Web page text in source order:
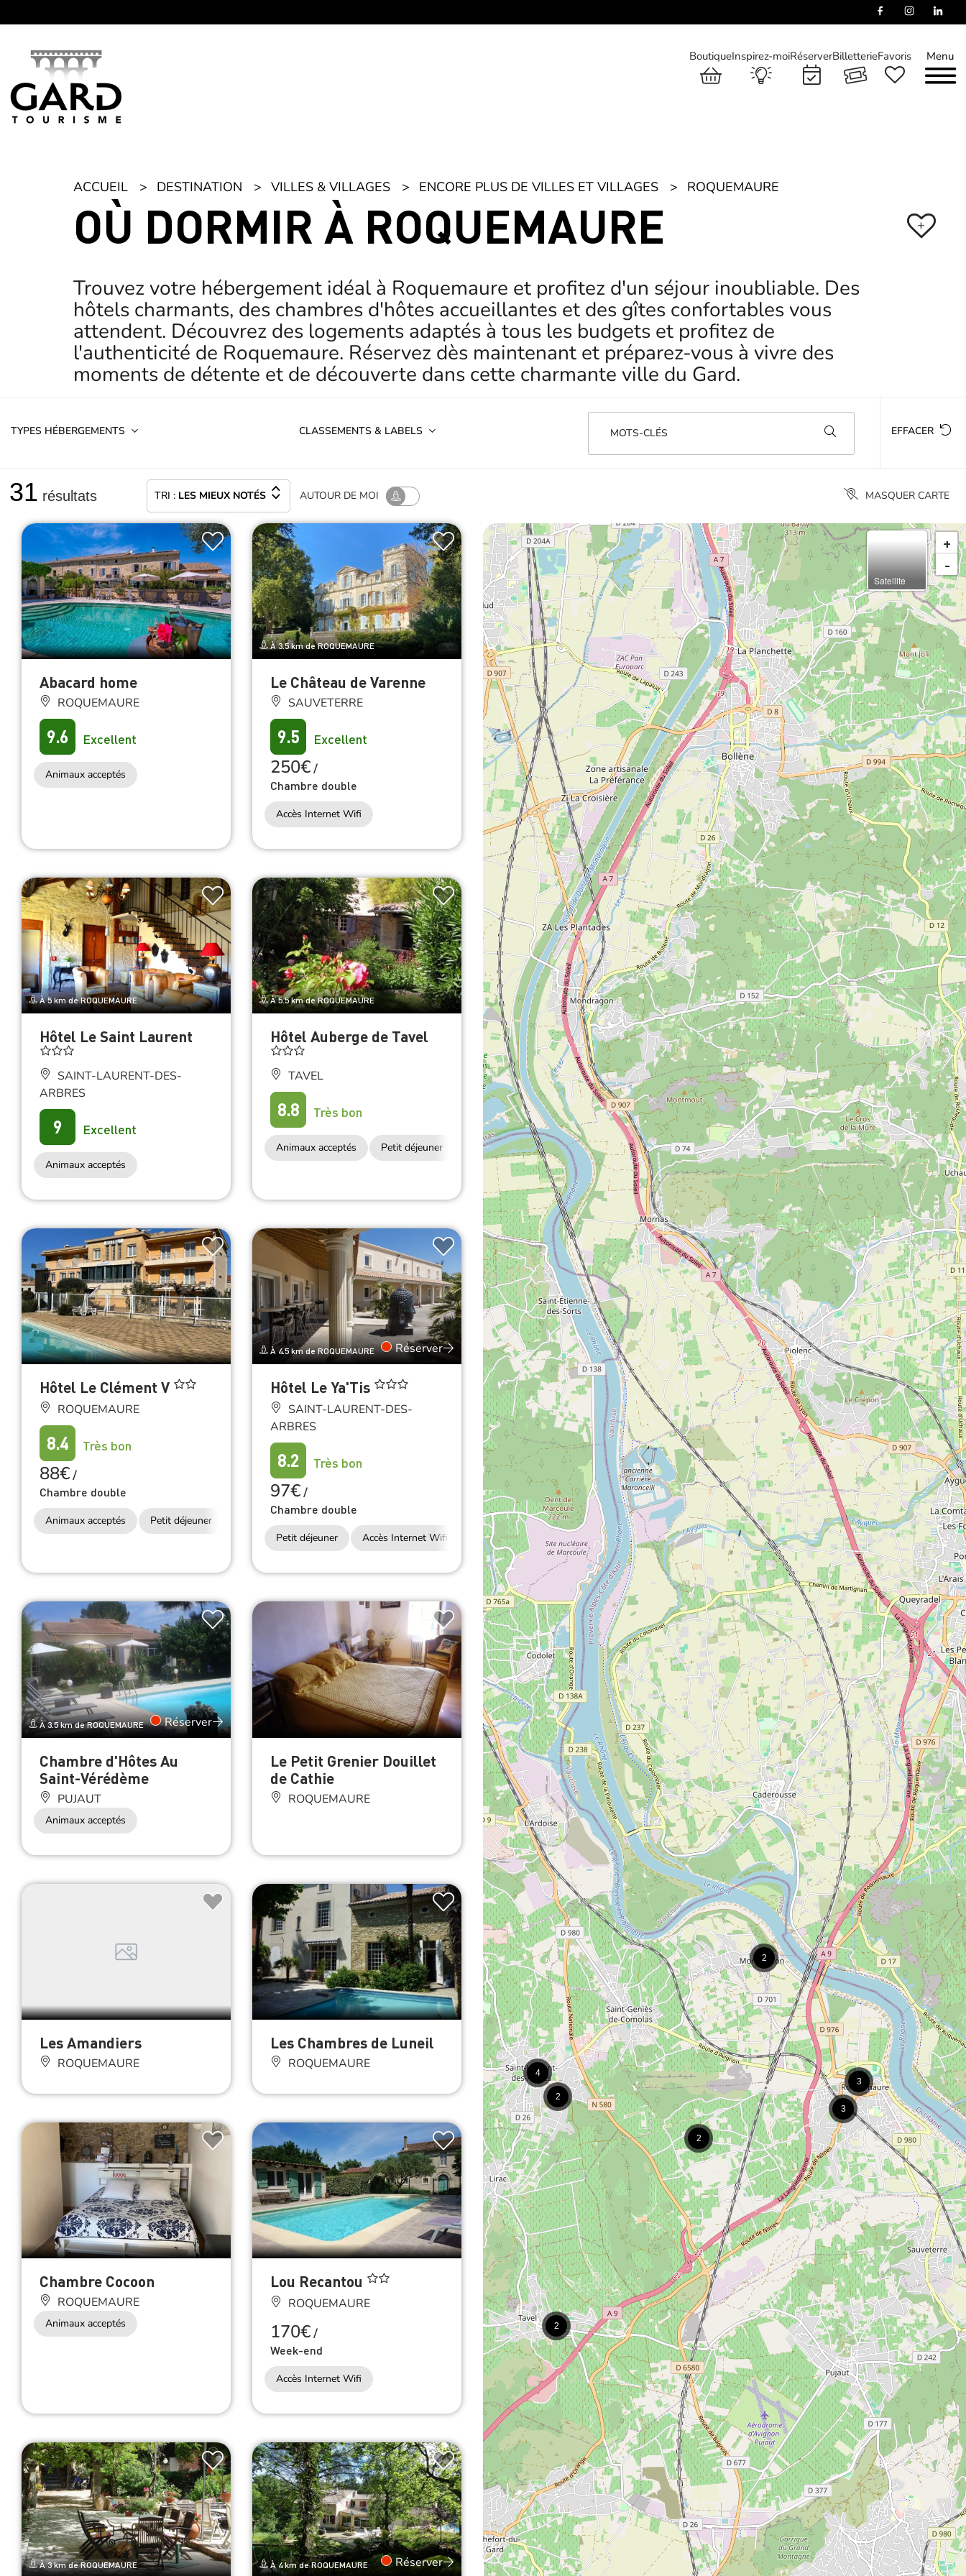
Menu
BoutiqueInspirez-moiRéserverBilletterieFavoris
ACCUEIL DESTINATION VILLES & VILLAGES ENCORE PLUS DE VILLES ET VILLAGES ROQUEMAURE
OÙ DORMIR À ROQUEMAURE +
Trouvez votre hébergement idéal à Roquemaure et profitez d'un séjour inoubliable. Des
hôtels charmants, des chambres d'hôtes accueillantes et des gîtes confortables vous
attendent. Découvrez des logements adaptés à tous les budgets et profitez de
l'authenticité de Roquemaure. Réservez dès maintenant et préparez-vous à vivre des
moments de détente et de découverte dans cette charmante ville du Gard.
TYPES HÉBERGEMENTS CLASSEMENTS & LABELS MOTS-CLÉS EFFACER
31 résultats TRI : LES MIEUX NOTÉS AUTOUR DE MOI MASQUER CARTE
Abacard home
ROQUEMAURE
9.6 Excellent
Animaux acceptés
À 3.5 km de ROQUEMAURE
Le Château de Varenne
SAUVETERRE
9.5 Excellent
250€/
Chambre double
Accès Internet Wifi
À 5 km de ROQUEMAURE
Hôtel Le Saint Laurent
SAINT-LAURENT-DES-
ARBRES
9 Excellent
Animaux acceptés
À 5.5 km de ROQUEMAURE
Hôtel Auberge de Tavel
TAVEL
8.8 Très bon
Animaux acceptés Petit déjeuner Accès Internet Wifi
Hôtel Le Clément V
ROQUEMAURE
8.4 Très bon
88€/
Chambre double
Animaux acceptés Petit déjeuner
À 4.5 km de ROQUEMAURE Réserver
Hôtel Le Ya'Tis
SAINT-LAURENT-DES-
ARBRES
8.2 Très bon
97€/
Chambre double
Petit déjeuner Accès Internet Wifi Restauration
À 3.5 km de ROQUEMAURE Réserver
Chambre d'Hôtes Au
Saint-Vérédème
PUJAUT
Animaux acceptés
Le Petit Grenier Douillet
de Cathie
ROQUEMAURE
Les Amandiers
ROQUEMAURE
Les Chambres de Luneil
ROQUEMAURE
Chambre Cocoon
ROQUEMAURE
Animaux acceptés
Lou Recantou
ROQUEMAURE
170€/
Week-end
Accès Internet Wifi
À 3 km de ROQUEMAURE À 4 km de ROQUEMAURE Réserver
3
3
2
2
2
4
2
+
-
Satellite